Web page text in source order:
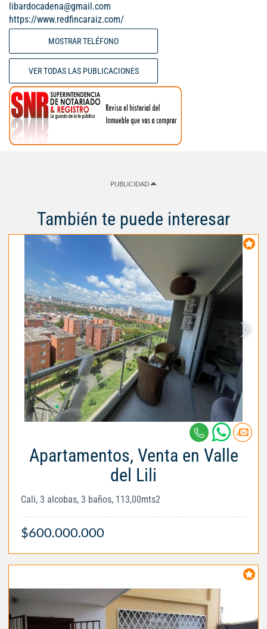
libardocadena@gmail.com
https://www.redfincaraiz.com/
MOSTRAR TELÉFONO
VER TODAS LAS PUBLICACIONES
PUBLICIDAD
También te puede interesar
Apartamentos, Venta en Valle
del Lili
Cali, 3 alcobas, 3 baños, 113,00mts2
$600.000.000